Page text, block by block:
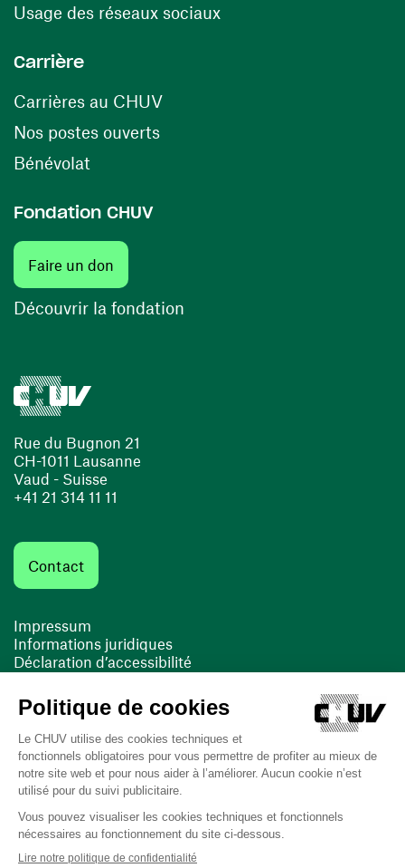
Rue du Bugnon 21
CH-1011 Lausanne
Vaud - Suisse
+41 21 314 11 11
Contact
Impressum
Informations juridiques
Déclaration d’accessibilité
Cookies
(ouvre une nouvelle fenêtre)
(ouvre une nouvelle fenêtre)
Usage des réseaux sociaux(ouvre une nouvelle
Carrière
Carrières au CHUV(ouvre une nouvelle fenêtre)
Nos postes ouverts(ouvre une nouvelle fenêtre)
Bénévolat
Fondation CHUV
Faire un don
Découvrir la fondation